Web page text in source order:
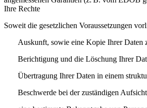
Ihre Rechte
Soweit die gesetzlichen Voraussetzungen
Auskunft, sowie eine Kopie Ihrer Daten
Berichtigung und die Löschung Ihrer
Übertragung Ihrer Daten in einem
Beschwerde bei der zuständigen